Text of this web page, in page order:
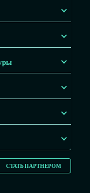
СТАТЬ ПАРТНЕРОМ